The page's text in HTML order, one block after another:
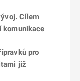
Cílem
komunikace
pro
již